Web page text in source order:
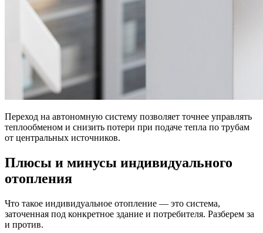
Переход на автономную систему позволяет точнее управлять
теплообменом и снизить потери при подаче тепла по трубам
от центральных источников.
Плюсы и минусы индивидуального
отопления
Что такое индивидуальное отопление — это система,
заточенная под конкретное здание и потребителя. Разберем за
и против.